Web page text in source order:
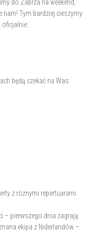
do Zabrza na weekend,
nam! Tym bardziej cieszymy
będą czekać na Was:
z różnymi repertuarami
– pierwszego dnia zagrają
ekipa z Niderlandów –